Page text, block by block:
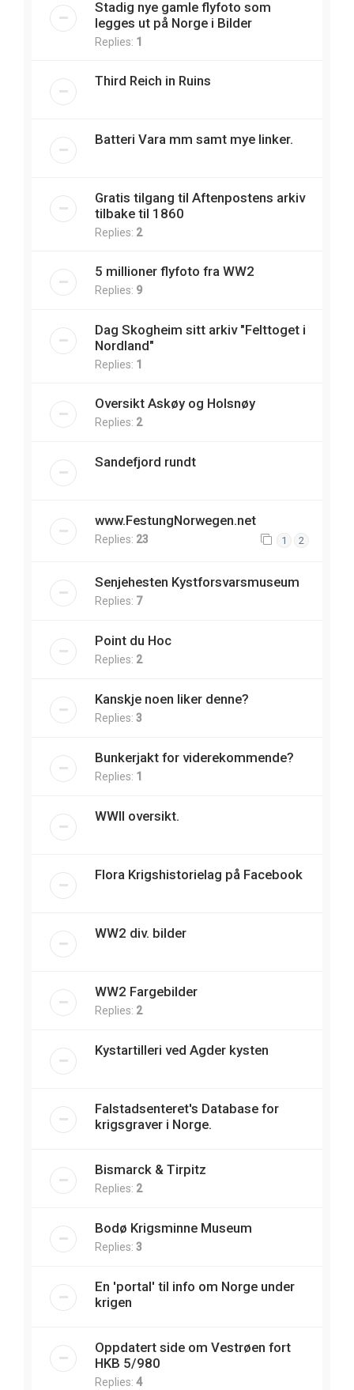
Stadig nye gamle flyfoto som
legges ut på Norge i Bilder
Replies: 1
Third Reich in Ruins
Batteri Vara mm samt mye linker.
Gratis tilgang til Aftenpostens arkiv
tilbake til 1860
Replies: 2
5 millioner flyfoto fra WW2
Replies: 9
Dag Skogheim sitt arkiv "Felttoget i
Nordland"
Replies: 1
Oversikt Askøy og Holsnøy
Replies: 2
Sandefjord rundt
www.FestungNorwegen.net
Replies: 23 1 2
Senjehesten Kystforsvarsmuseum
Replies: 7
Point du Hoc
Replies: 2
Kanskje noen liker denne?
Replies: 3
Bunkerjakt for viderekommende?
Replies: 1
WWII oversikt.
Flora Krigshistorielag på Facebook
WW2 div. bilder
WW2 Fargebilder
Replies: 2
Kystartilleri ved Agder kysten
Falstadsenteret's Database for
krigsgraver i Norge.
Bismarck & Tirpitz
Replies: 2
Bodø Krigsminne Museum
Replies: 3
En 'portal' til info om Norge under
krigen
Oppdatert side om Vestrøen fort
HKB 5/980
Replies: 4